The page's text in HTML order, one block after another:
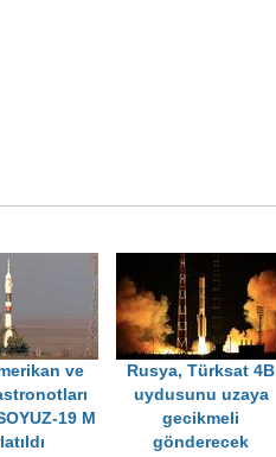
ve
19 M
Rusya, Türksat 4B
uydusunu uzaya
gecikmeli
gönderecek